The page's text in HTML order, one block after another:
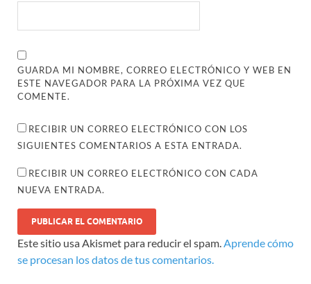
GUARDA MI NOMBRE, CORREO ELECTRÓNICO Y WEB EN
ESTE NAVEGADOR PARA LA PRÓXIMA VEZ QUE
COMENTE.
RECIBIR UN CORREO ELECTRÓNICO CON LOS
SIGUIENTES COMENTARIOS A ESTA ENTRADA.
RECIBIR UN CORREO ELECTRÓNICO CON CADA
NUEVA ENTRADA.
Este sitio usa Akismet para reducir el spam. Aprende cómo
se procesan los datos de tus comentarios.